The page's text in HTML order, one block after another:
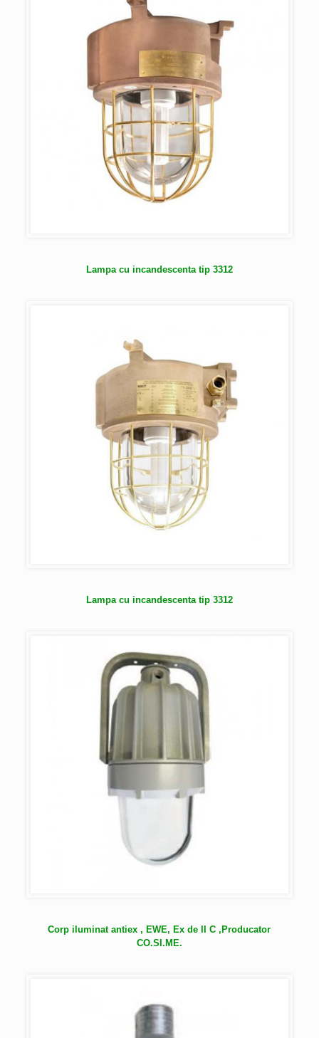
Lampa cu incandescenta tip 3312
Lampa cu incandescenta tip 3312
Corp iluminat antiex , EWE, Ex de II C ,Producator
CO.SI.ME.